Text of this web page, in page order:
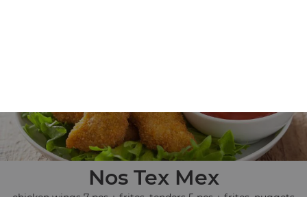
Nos Tex Mex